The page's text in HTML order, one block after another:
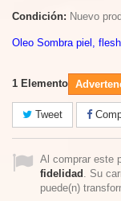
Condición: Nuevo
Oleo Sombra piel,
1 Elemento
Tweet
Al comprar este
fidelidad . Su
puede(n)